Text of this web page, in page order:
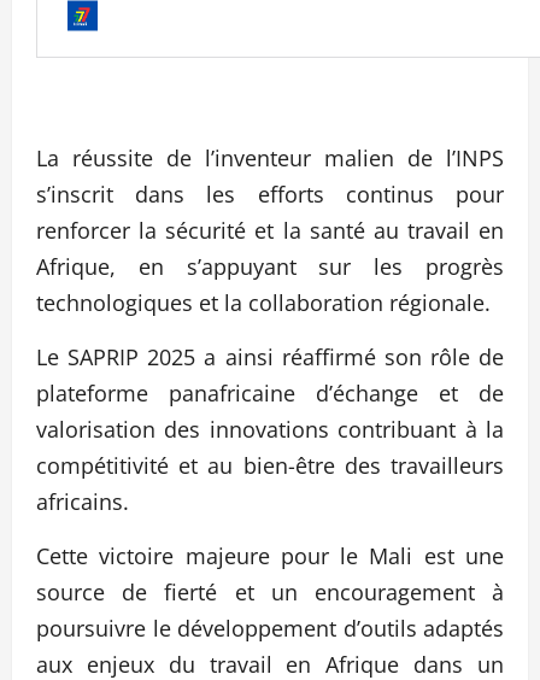
La réussite de l’inventeur malien de l’INPS
s’inscrit dans les efforts continus pour
renforcer la sécurité et la santé au travail en
Afrique, en s’appuyant sur les progrès
technologiques et la collaboration régionale.
Le SAPRIP 2025 a ainsi réaffirmé son rôle de
plateforme panafricaine d’échange et de
valorisation des innovations contribuant à la
compétitivité et au bien-être des travailleurs
africains.
Cette victoire majeure pour le Mali est une
source de fierté et un encouragement à
poursuivre le développement d’outils adaptés
aux enjeux du travail en Afrique dans un